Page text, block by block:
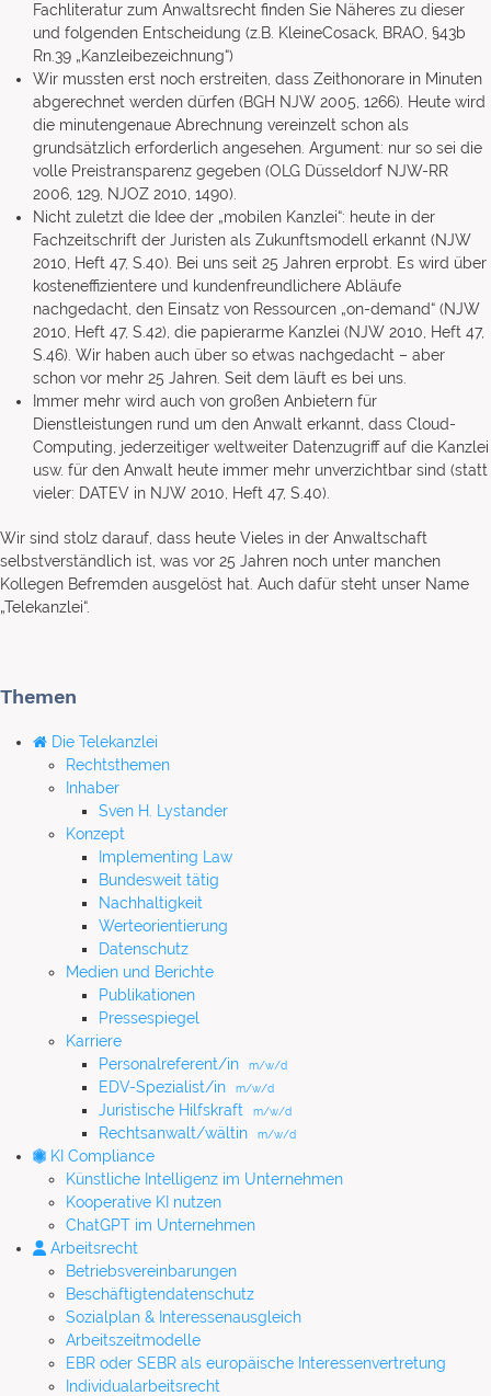
Fachliteratur zum Anwaltsrecht finden Sie Näheres zu dieser
und folgenden Entscheidung (z.B. KleineCosack, BRAO, §43b
Rn.39 „Kanzleibezeichnung“)
Wir mussten erst noch erstreiten, dass Zeithonorare in Minuten
abgerechnet werden dürfen (BGH NJW 2005, 1266). Heute wird
die minutengenaue Abrechnung vereinzelt schon als
grundsätzlich erforderlich angesehen. Argument: nur so sei die
volle Preistransparenz gegeben (OLG Düsseldorf NJW-RR
2006, 129, NJOZ 2010, 1490).
Nicht zuletzt die Idee der „mobilen Kanzlei“: heute in der
Fachzeitschrift der Juristen als Zukunftsmodell erkannt (NJW
2010, Heft 47, S.40). Bei uns seit 25 Jahren erprobt. Es wird über
kosteneffizientere und kundenfreundlichere Abläufe
nachgedacht, den Einsatz von Ressourcen „on-demand“ (NJW
2010, Heft 47, S.42), die papierarme Kanzlei (NJW 2010, Heft 47,
S.46). Wir haben auch über so etwas nachgedacht – aber
schon vor mehr 25 Jahren. Seit dem läuft es bei uns.
Immer mehr wird auch von großen Anbietern für
Dienstleistungen rund um den Anwalt erkannt, dass Cloud-
Computing, jederzeitiger weltweiter Datenzugriff auf die Kanzlei
usw. für den Anwalt heute immer mehr unverzichtbar sind (statt
vieler: DATEV in NJW 2010, Heft 47, S.40).
Wir sind stolz darauf, dass heute Vieles in der Anwaltschaft
selbstverständlich ist, was vor 25 Jahren noch unter manchen
Kollegen Befremden ausgelöst hat. Auch dafür steht unser Name
„Telekanzlei“.
Themen
Die Telekanzlei
Rechtsthemen
Inhaber
Sven H. Lystander
Konzept
Implementing Law
Bundesweit tätig
Nachhaltigkeit
Werteorientierung
Datenschutz
Medien und Berichte
Publikationen
Pressespiegel
Karriere
Personalreferent/in
m/w/d
EDV-Spezialist/in m/w/d
Juristische Hilfskraft m/w/d
Rechtsanwalt/wältin m/w/d
KI Compliance
Künstliche Intelligenz im Unternehmen
Kooperative KI nutzen
ChatGPT im Unternehmen
Arbeitsrecht
Betriebsvereinbarungen
Beschäftigtendatenschutz
Sozialplan & Interessenausgleich
Arbeitszeitmodelle
EBR oder SEBR als europäische Interessenvertretung
Individualarbeitsrecht